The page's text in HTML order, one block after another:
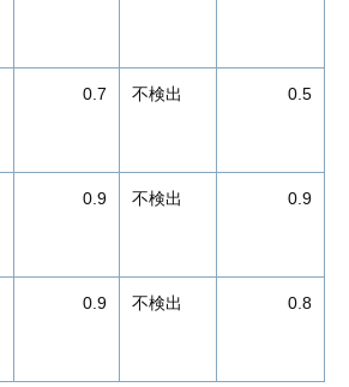
0.7 不検出 0.5
0.9 不検出 0.9
0.9 不検出 0.8